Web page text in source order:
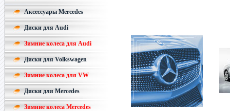
Аксессуары Mercedes
Диски для Audi
Зимние колеса для Audi
Диски для Volkswagen
Зимние колеса для VW
Диски для Mercedes
Зимние колеса Mercedes